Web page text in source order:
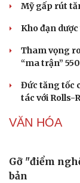
Ông
Kho đạn
Tham vọng